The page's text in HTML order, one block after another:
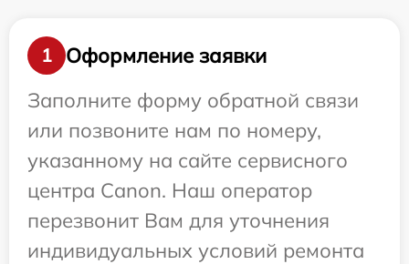
1
Оформление заявки
Заполните форму обратной связи
или позвоните нам по номеру,
указанному на сайте сервисного
центра Canon. Наш оператор
перезвонит Вам для уточнения
индивидуальных условий ремонта